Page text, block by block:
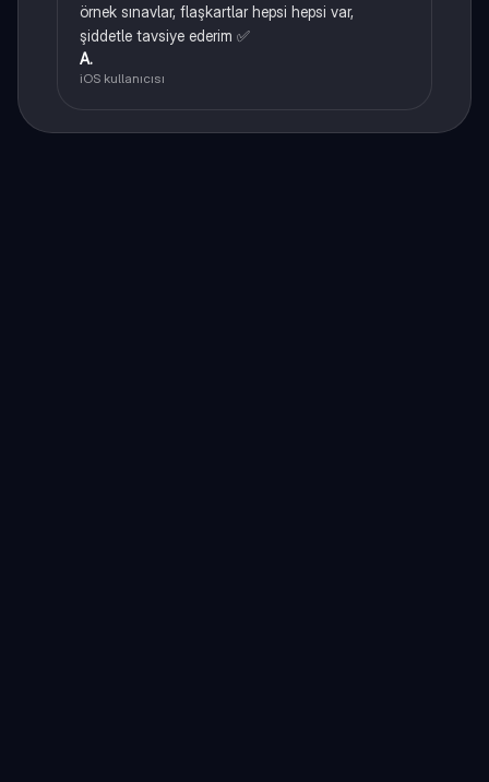
örnek sınavlar, flaşkartlar hepsi hepsi var,
şiddetle tavsiye ederim ✅
A.
iOS kullanıcısı